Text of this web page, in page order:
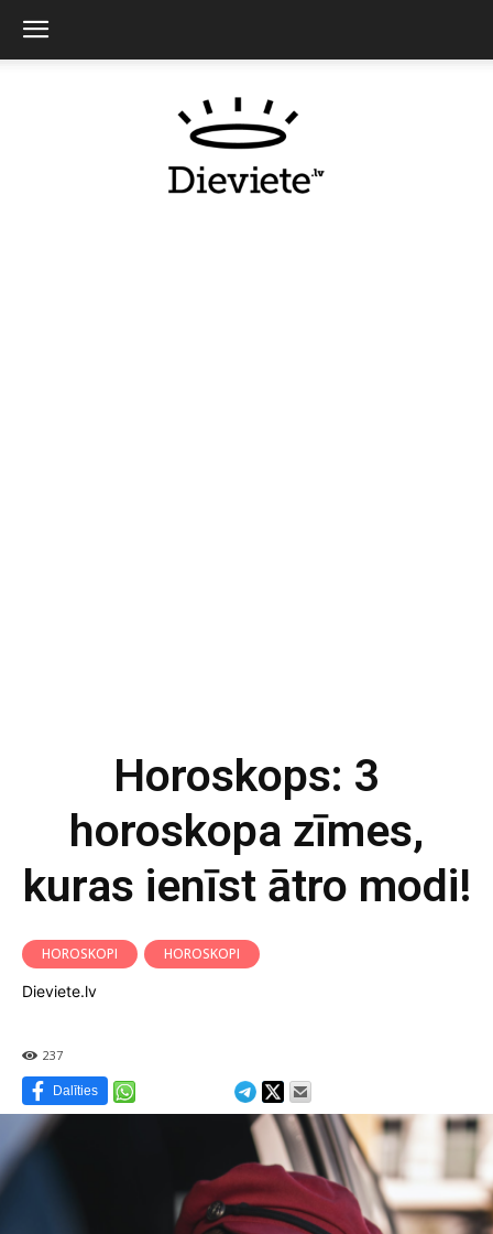
Horoskops: 3
horoskopa zīmes,
kuras ienīst ātro modi!
HOROSKOPI
HOROSKOPI
Dieviete.lv
237
Dalīties